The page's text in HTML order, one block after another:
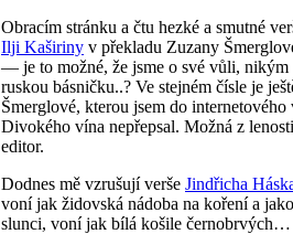
Obracím stránku a čtu hezké a smutné
Ilji Kaširiny v překladu Zuzany
— je to možné, že jsme o své vůli, nikým
ruskou básničku..? Ve stejném čísle je
Šmerglové, kterou jsem do internetového
Divokého vína nepřepsal. Možná z
editor.
Dodnes mě vzrušují verše Jindřicha
voní jak židovská nádoba na koření a
slunci, voní jak bílá košile černobrvých…